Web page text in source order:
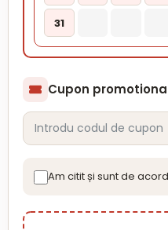
31
Cupon
Am citit și sunt de